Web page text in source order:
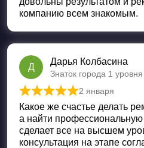
компанию всем знакомым.
Д
Дарья Колбасина
Знаток города 1 уровня
Оценка 5из 5
2 января
Какое же счастье делать
а найти профессиональную
сделает все на высшем
консультация на этапе